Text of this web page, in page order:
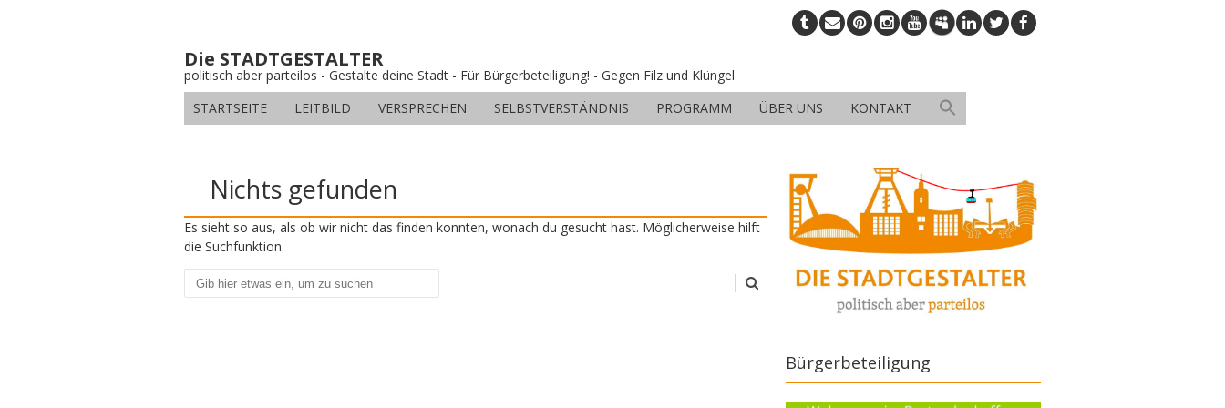
Die STADTGESTALTER
politisch aber parteilos - Gestalte deine Stadt - Für Bürgerbeteiligung! - Gegen Filz und Klüngel
STARTSEITE
LEITBILD VERSPRECHEN SELBSTVERSTÄNDNIS PROGRAMM ÜBER UNS KONTAKT
Nichts gefunden
Es sieht so aus, als ob wir nicht das finden konnten, wonach du gesucht hast. Möglicherweise hilft
die Suchfunktion.
Suchen
Bürgerbeteiligung